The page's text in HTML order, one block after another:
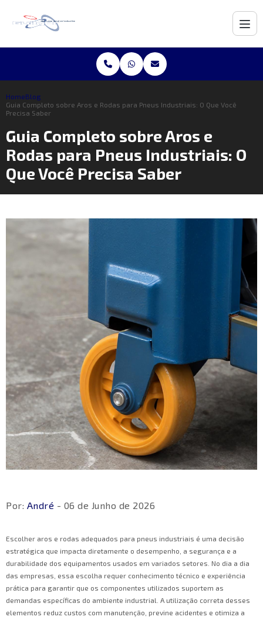
HomeBlog
Guia Completo sobre Aros e Rodas para Pneus Industriais: O Que Você
Precisa Saber
Guia Completo sobre Aros e
Rodas para Pneus Industriais: O
Que Você Precisa Saber
Por: André - 06 de Junho de 2026
Escolher aros e rodas adequados para pneus industriais é uma decisão
estratégica que impacta diretamente o desempenho, a segurança e a
durabilidade dos equipamentos usados em variados setores. No dia a dia
das empresas, essa escolha requer conhecimento técnico e experiência
prática para garantir que os componentes utilizados suportem as
demandas específicas do ambiente industrial. A utilização correta desses
elementos reduz custos com manutenção, previne acidentes e otimiza a